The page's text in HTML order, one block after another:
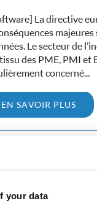
your data
La directive
majeures
Le secteur de
des PME, PMI et
concerné...
EN SAVOIR PLUS
Mar 31